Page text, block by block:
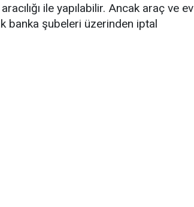
ile yapılabilir. Ancak araç ve ev
banka şubeleri üzerinden iptal